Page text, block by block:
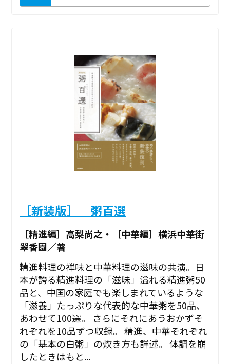
［新装版］ 粥百選
［精進編］高梨尚之・［中華編］横浜中華街
翠香園／著
精進料理の禅味と中華料理の滋味の共演。日
本が誇る精進料理の「滋味」溢れる精進粥50
品と、中国の家庭でも楽しまれているような
「滋養」たっぷりな代表的な中華粥を50品、
あわせて100選。 さらにそれにあうおかずそ
れぞれを10品ずつ収録。 精進、中華それぞれ
の「基本の白粥」の炊き方も詳述。 体調を崩
したときはもと...